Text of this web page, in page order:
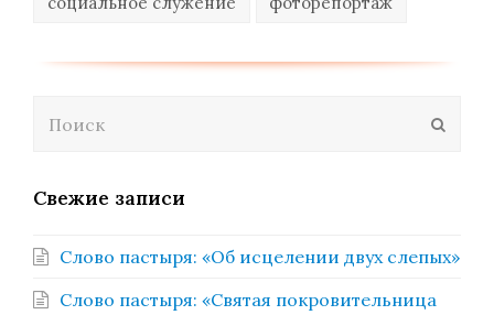
Свежие записи
Слово пастыря: «Об исцелении двух слепых»
Слово пастыря: «Святая покровительница